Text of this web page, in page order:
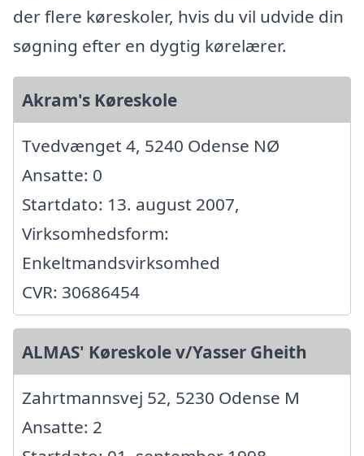
der flere køreskoler, hvis du vil udvide din
søgning efter en dygtig kørelærer.
Akram's Køreskole
Tvedvænget 4, 5240 Odense NØ
Ansatte: 0
Startdato: 13. august 2007,
Virksomhedsform:
Enkeltmandsvirksomhed
CVR: 30686454
ALMAS' Køreskole v/Yasser Gheith
Zahrtmannsvej 52, 5230 Odense M
Ansatte: 2